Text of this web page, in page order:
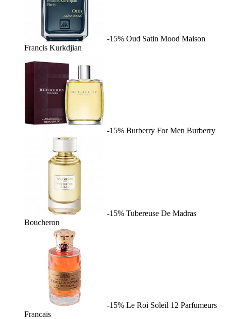
-15% Oud Satin Mood Maison
Francis Kurkdjian
-15% Burberry For Men Burberry
-15% Tubereuse De Madras
Boucheron
-15% Le Roi Soleil 12 Parfumeurs
Francais